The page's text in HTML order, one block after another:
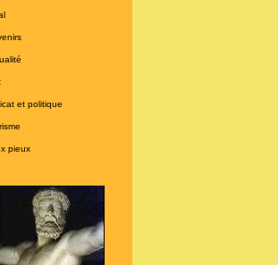
et politique
pieux